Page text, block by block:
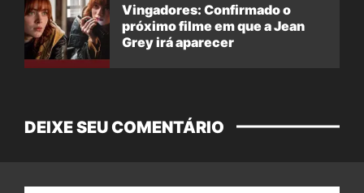
Vingadores: Confirmado o
próximo filme em que a Jean
Grey irá aparecer
DEIXE SEU COMENTÁRIO